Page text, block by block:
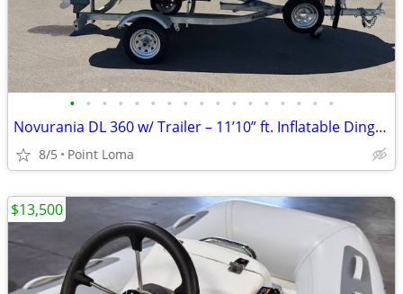
• • • • • • • • • • • • • • • • •
Novurania DL 360 w/ Trailer – 11’10” ft. Inflatable Dinghy
8/5 Point Loma
$13,500